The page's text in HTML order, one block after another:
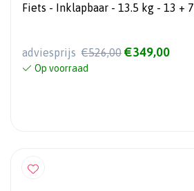
Fiets - Inklapbaar - 13.5 kg - 13 +
adviesprijs €526,00 €349,00
Op voorraad